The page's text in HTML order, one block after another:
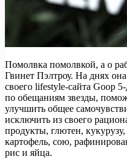
Помолвка помолвкой, а о
Гвинет Пэлтроу. На днях
своего lifestyle-сайта Goop
по обещаниям звезды,
улучшить общее
исключить из своего
продукты, глютен,
картофель, сою,
рис и яйца.